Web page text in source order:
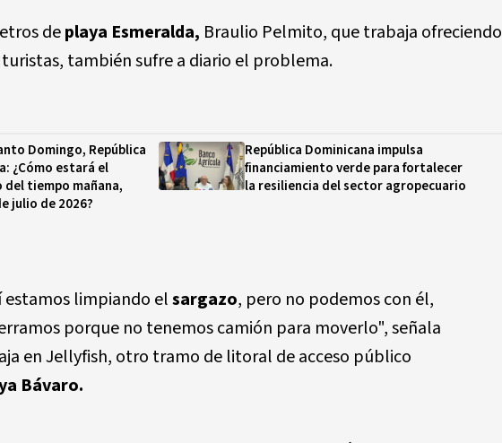
deplaya Esmeralda, Braulio Pelmito, que trabaja ofreciendo
turistas, también sufre a diario el problema.
Domingo, República
¿Cómo estará el
tiempo mañana,
julio de 2026?
República Dominicana impulsa
financiamiento verde para fortalecer
la resiliencia del sector agropecuario
estamos limpiando elsargazo, pero no podemos con él,
porque no tenemos camión para moverlo", señala
en Jellyfish, otro tramo de litoral de acceso público
Bávaro.